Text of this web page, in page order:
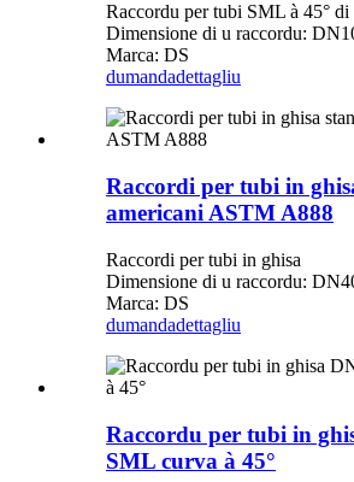
Raccordu per tubi SML à 45° di
Dimensione di u raccordu:
Marca: DS
dumandadettagliu
Raccordi per tubi in
americani ASTM A888
Raccordi per tubi in ghisa
Dimensione di u raccordu:
Marca: DS
dumandadettagliu
Raccordu per tubi in
SML curva à 45°